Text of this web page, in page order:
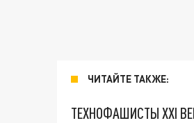
ЧИТАЙТЕ ТАКЖЕ:
ТЕХНОФАШИСТЫ XXI